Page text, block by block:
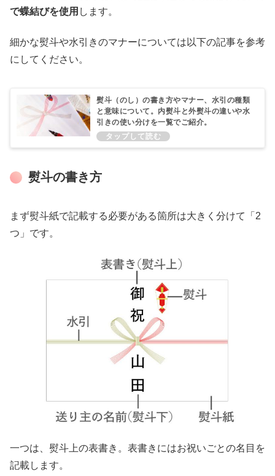
で蝶結びを使用 します。
細かな熨斗や水引きのマナーについては以下の記事を参考
にしてください。
熨斗（のし）の書き方やマナー、水引の種類
と意味について。内熨斗と外熨斗の違いや水
引きの使い分けを一覧でご紹介。
熨斗の書き方
まず熨斗紙で記載する必要がある箇所は大きく分けて「2
つ」です。
一つは、熨斗上の表書き。表書きにはお祝いごとの名目を
記載します。